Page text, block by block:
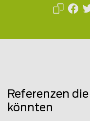
Referenzen
könnten